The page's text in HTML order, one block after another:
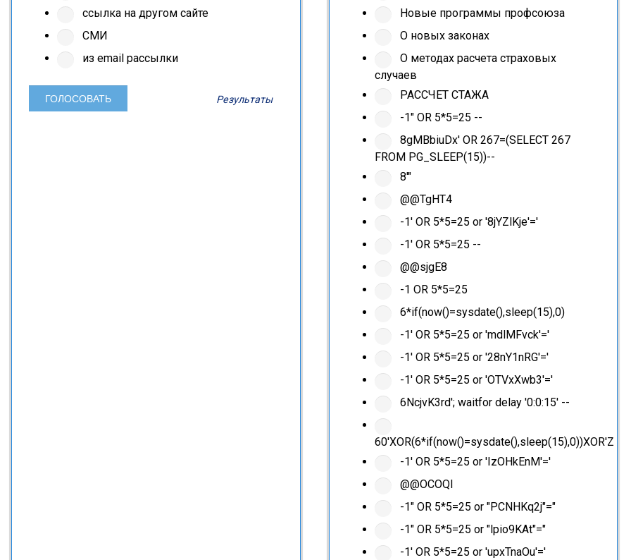
ссылка на другом сайте
СМИ
из email рассылки
Результаты
Новые программы профсоюза
О новых законах
О методах расчета страховых
случаев
РАССЧЕТ СТАЖА
-1" OR 5*5=25 --
8gMBbiuDx' OR 267=(SELECT 267
FROM PG_SLEEP(15))--
8'"
@@TgHT4
-1' OR 5*5=25 or '8jYZlKje'='
-1' OR 5*5=25 --
@@sjgE8
-1 OR 5*5=25
6*if(now()=sysdate(),sleep(15),0)
-1' OR 5*5=25 or 'mdlMFvck'='
-1' OR 5*5=25 or '28nY1nRG'='
-1' OR 5*5=25 or 'OTVxXwb3'='
6NcjvK3rd'; waitfor delay '0:0:15' --
60'XOR(6*if(now()=sysdate(),sleep(15),0))XOR'Z
-1' OR 5*5=25 or 'IzOHkEnM'='
@@OCOQl
-1" OR 5*5=25 or "PCNHKq2j"="
-1" OR 5*5=25 or "lpio9KAt"="
-1' OR 5*5=25 or 'upxTnaOu'='